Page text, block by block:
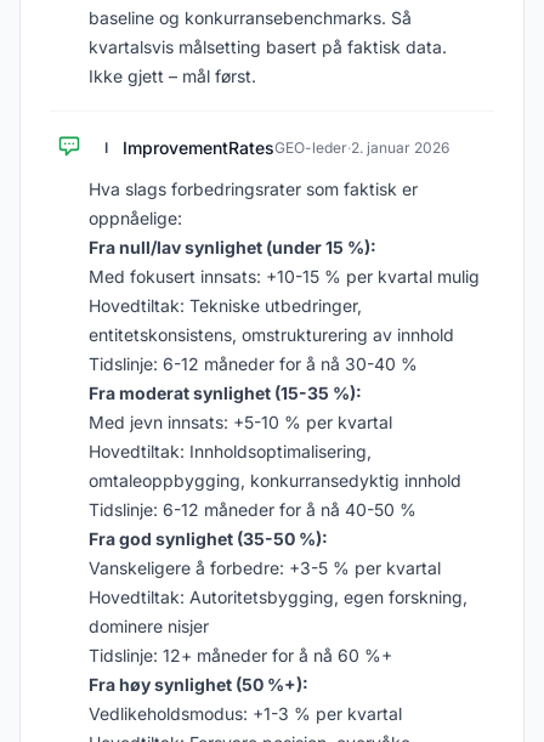
baseline og konkurransebenchmarks. Så
kvartalsvis målsetting basert på faktisk data.
Ikke gjett – mål først.
I ImprovementRatesGEO-leder·2. januar 2026
Hva slags forbedringsrater som faktisk er
oppnåelige:
Fra null/lav synlighet (under 15 %):
Med fokusert innsats: +10-15 % per kvartal mulig
Hovedtiltak: Tekniske utbedringer,
entitetskonsistens, omstrukturering av innhold
Tidslinje: 6-12 måneder for å nå 30-40 %
Fra moderat synlighet (15-35 %):
Med jevn innsats: +5-10 % per kvartal
Hovedtiltak: Innholdsoptimalisering,
omtaleoppbygging, konkurransedyktig innhold
Tidslinje: 6-12 måneder for å nå 40-50 %
Fra god synlighet (35-50 %):
Vanskeligere å forbedre: +3-5 % per kvartal
Hovedtiltak: Autoritetsbygging, egen forskning,
dominere nisjer
Tidslinje: 12+ måneder for å nå 60 %+
Fra høy synlighet (50 %+):
Vedlikeholdsmodus: +1-3 % per kvartal